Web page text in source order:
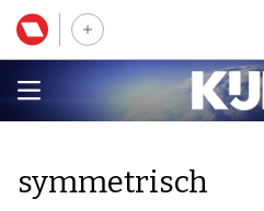
symmetrisch